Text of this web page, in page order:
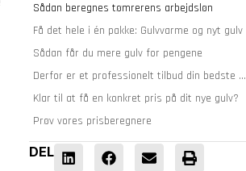
Sådan beregnes tømrerens arbejdsløn
Få det hele i én pakke: Gulvvarme og nyt gulv
Sådan får du mere gulv for pengene
Derfor er et professionelt tilbud din bedste sikkerhed
Klar til at få en konkret pris på dit nye gulv?
Prøv vores prisberegnere
DEL